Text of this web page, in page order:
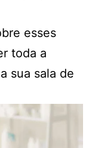
esses
toda a
sua sala de